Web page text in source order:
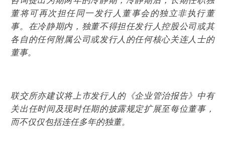
董将可再次担任同一发行人董事会的独立非执行董
事。在冷静期内，独董不得担任发行人控股公司或其
各自的任何附属公司或发行人的任何核心关连人士的
董事。
联交所亦建议将上市发行人的《企业管治报告》中有
关出任时间及现时任期的披露规定扩展至每位董事，
而不仅仅包括连任多年的独董。